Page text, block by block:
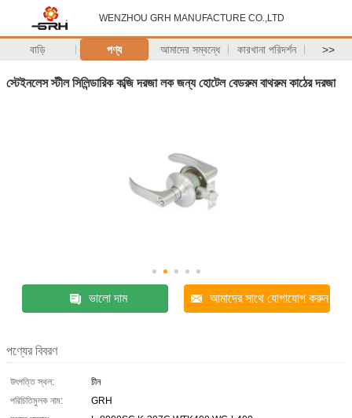
WENZHOU GRH MANUFACTURE CO.,LTD
বাড়ি পণ্য আমাদের সম্বন্ধে কারখানা পরিদর্শন >>
স্টেইনলেস স্টীল সিলিন্ডারিক কব্জি দরজা লক জন্য হোটেল বেডরুম বাথরুম কাঠের দরজা
ভালো দাম আমাদের সাথে যোগাযোগ করুন
পণ্যের বিবরণ
উৎপত্তি স্থল:
চীন
পরিচিতিমুলক নাম:
GRH